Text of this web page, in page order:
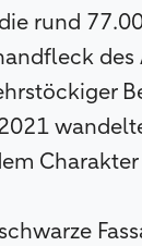
rund
des